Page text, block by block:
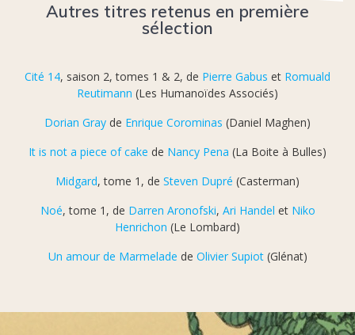
Autres titres retenus en première
sélection
Cité 14, saison 2, tomes 1 & 2, de Pierre Gabus et Romuald
Reutimann (Les Humanoïdes Associés)
Dorian Gray de Enrique Corominas (Daniel Maghen)
It is not a piece of cake de Nancy Pena (La Boite à Bulles)
Midgard, tome 1, de Steven Dupré (Casterman)
Noé, tome 1, de Darren Aronofski, Ari Handel et Niko
Henrichon (Le Lombard)
Un amour de Marmelade de Olivier Supiot(Glénat)